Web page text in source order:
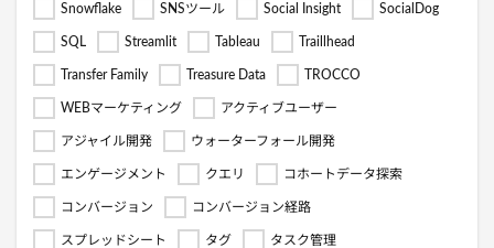
Snowflake SNSツール Social Insight SocialDog
SQL Streamlit Tableau Traillhead
Transfer Family Treasure Data TROCCO
WEBマーケティング アクティブユーザー
アジャイル開発 ウォーターフォール開発
エンゲージメント クエリ コホートデータ探索
コンバージョン コンバージョン経路
スプレッドシート タグ タスク管理